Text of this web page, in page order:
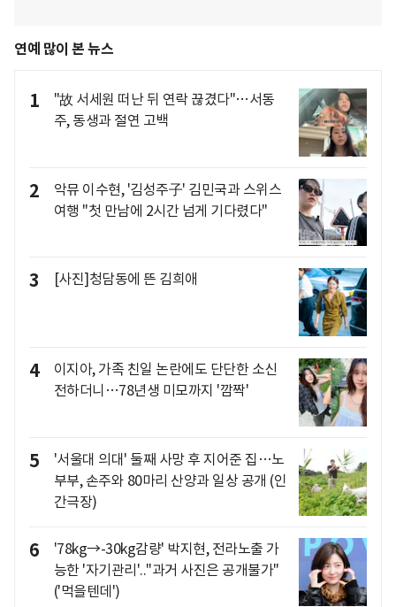
연예 많이 본 뉴스
1
"故 서세원 떠난 뒤 연락 끊겼다"…서동
주, 동생과 절연 고백
2
악뮤 이수현, '김성주子' 김민국과 스위스
여행 "첫 만남에 2시간 넘게 기다렸다"
3 [사진]청담동에 뜬 김희애
4
이지아, 가족 친일 논란에도 단단한 소신
전하더니…78년생 미모까지 '깜짝'
5
'서울대 의대' 둘째 사망 후 지어준 집…노
부부, 손주와 80마리 산양과 일상 공개 (인
간극장)
6
'78kg→-30kg감량' 박지현, 전라노출 가
능한 '자기관리'.."과거 사진은 공개불가"
('먹을텐데')